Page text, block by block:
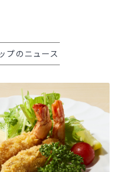
プのニュース